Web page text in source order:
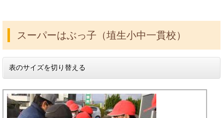
スーパーはぶっ子（埴生小中一貫校）
表のサイズを切り替える